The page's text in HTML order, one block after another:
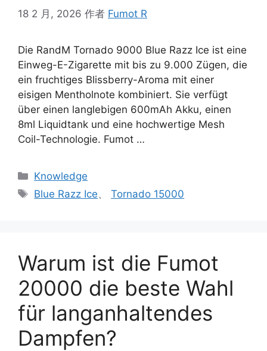
18 2 月, 2026 作者 Fumot R
Die RandM Tornado 9000 Blue Razz Ice ist eine
Einweg-E-Zigarette mit bis zu 9.000 Zügen, die
ein fruchtiges Blissberry-Aroma mit einer
eisigen Mentholnote kombiniert. Sie verfügt
über einen langlebigen 600mAh Akku, einen
8ml Liquidtank und eine hochwertige Mesh
Coil-Technologie. Fumot …
Knowledge
Blue Razz Ice、Tornado 15000
Warum ist die Fumot
20000 die beste Wahl
für langanhaltendes
Dampfen?